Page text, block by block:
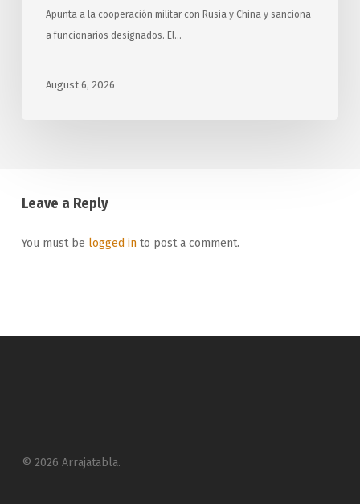
Apunta a la cooperación militar con Rusia y China y sanciona
a funcionarios designados. El…
August 6, 2026
Leave a Reply
You must be logged into post a comment.
© 2026 Arrajatabla.